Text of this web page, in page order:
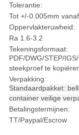
Tolerantie:
Tot +/-0.005mm
Oppervlakteruwheid:
Ra 1.6-3.2
Tekeningsformaat:
PDF/DWG/STEP/
steekproef te
Verpakking:
Standaardpakket:
container veilige
Betalingstermijnen:
TT/Paypal/Escrow